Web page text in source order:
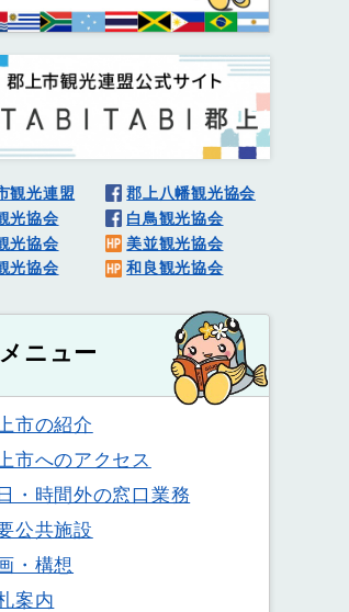
観光連盟
郡上八幡観光協会
光協会
白鳥観光協会
光協会
美並観光協会
光協会
和良観光協会
メニュー
市の紹介
市へのアクセス
・時間外の窓口業務
公共施設
・構想
案内